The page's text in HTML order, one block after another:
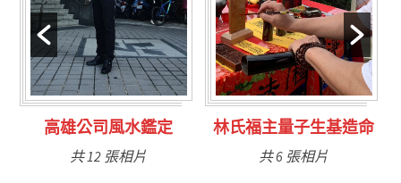
林氏福主量子生基造命
共 6 張相片
台南永康風水鑑
共 9 張相片